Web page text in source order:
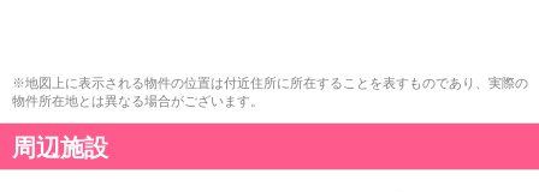
※地図上に表示される物件の位置は付近住所に所在することを表すものであり、実際の
物件所在地とは異なる場合がございます。
周辺施設